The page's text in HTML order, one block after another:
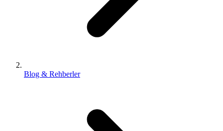
Blog & Rehberler